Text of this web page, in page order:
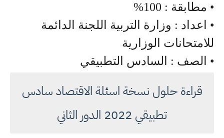
• مطابقة : 100%
• اعداد : وزارة التربية اللجنة الدائمة
للامتحانات الوزارية
• الصف : السادس التطبيقي
قراءة حلول نسخة اسئلة الاقتصاد سادس
تطبيقي 2022 الدور الثاني